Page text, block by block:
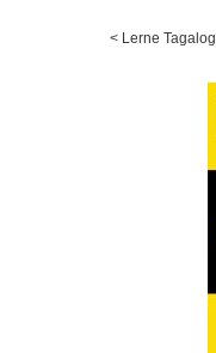
< Lerne Tagalog